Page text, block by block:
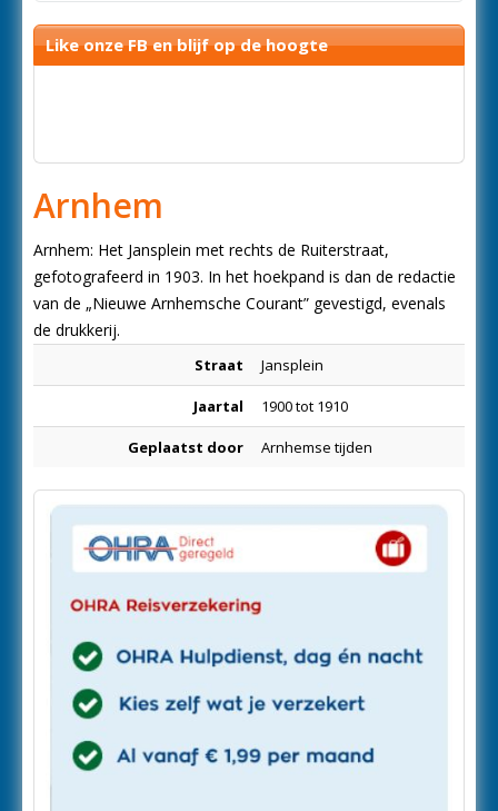
Like onze FB en blijf op de hoogte
Arnhem
Arnhem: Het Jansplein met rechts de Ruiterstraat,
gefotografeerd in 1903. In het hoekpand is dan de redactie
van de „Nieuwe Arnhemsche Courant” gevestigd, evenals
de drukkerij.
Straat Jansplein
Jaartal 1900 tot 1910
Geplaatst door Arnhemse tijden